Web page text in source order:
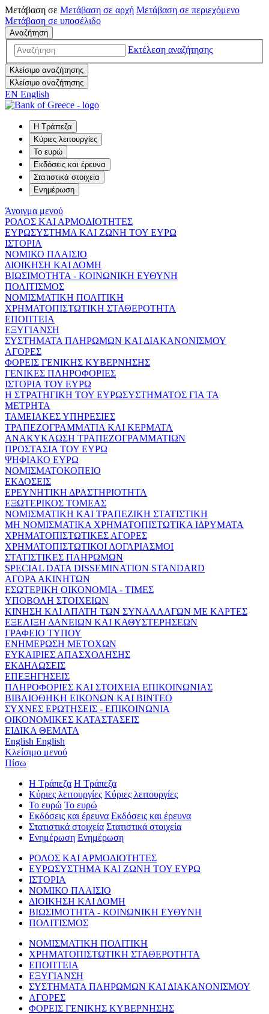
Μετάβαση σε Μετάβαση σε αρχή Μετάβαση σε περιεχόμενο
Μετάβαση σε υποσέλιδο
Αναζήτηση
Εκτέλεση αναζήτησης
Κλείσιμο αναζήτησης
Κλείσιμο αναζήτησης
EN English
Η Τράπεζα
Κύριες λειτουργίες
Το ευρώ
Εκδόσεις και έρευνα
Στατιστικά στοιχεία
Ενημέρωση
Άνοιγμα μενού
ΡΟΛΟΣ ΚΑΙ ΑΡΜΟΔΙΟΤΗΤΕΣ
ΕΥΡΩΣΥΣΤΗΜΑ ΚΑΙ ΖΩΝΗ ΤΟΥ ΕΥΡΩ
ΙΣΤΟΡΙΑ
ΝΟΜΙΚΟ ΠΛΑΙΣΙΟ
ΔΙΟΙΚΗΣΗ ΚΑΙ ΔΟΜΗ
ΒΙΩΣΙΜΟΤΗΤΑ - ΚΟΙΝΩΝΙΚΗ ΕΥΘΥΝΗ
ΠΟΛΙΤΙΣΜΟΣ
ΝΟΜΙΣΜΑΤΙΚΗ ΠΟΛΙΤΙΚΗ
ΧΡΗΜΑΤΟΠΙΣΤΩΤΙΚΗ ΣΤΑΘΕΡΟΤΗΤΑ
ΕΠΟΠΤΕΙΑ
ΕΞΥΓΙΑΝΣΗ
ΣΥΣΤΗΜΑΤΑ ΠΛΗΡΩΜΩΝ ΚΑΙ ΔΙΑΚΑΝΟΝΙΣΜΟΥ
ΑΓΟΡΕΣ
ΦΟΡΕΙΣ ΓΕΝΙΚΗΣ ΚΥΒΕΡΝΗΣΗΣ
ΓΕΝΙΚΕΣ ΠΛΗΡΟΦΟΡΙΕΣ
ΙΣΤΟΡΙΑ ΤΟΥ ΕΥΡΩ
Η ΣΤΡΑΤΗΓΙΚΗ ΤΟΥ ΕΥΡΩΣΥΣΤΗΜΑΤΟΣ ΓΙΑ ΤΑ
ΜΕΤΡΗΤΑ
ΤΑΜΕΙΑΚΕΣ ΥΠΗΡΕΣΙΕΣ
ΤΡΑΠΕΖΟΓΡΑΜΜΑΤΙΑ ΚΑΙ ΚΕΡΜΑΤΑ
ΑΝΑΚΥΚΛΩΣΗ ΤΡΑΠΕΖΟΓΡΑΜΜΑΤΙΩΝ
ΠΡΟΣΤΑΣΙΑ ΤΟΥ ΕΥΡΩ
ΨΗΦΙΑΚΟ ΕΥΡΩ
ΝΟΜΙΣΜΑΤΟΚΟΠΕΙΟ
ΕΚΔΟΣΕΙΣ
ΕΡΕΥΝΗΤΙΚΗ ΔΡΑΣΤΗΡΙΟΤΗΤΑ
ΕΞΩΤΕΡΙΚΟΣ ΤΟΜΕΑΣ
ΝΟΜΙΣΜΑΤΙΚΗ ΚΑΙ ΤΡΑΠΕΖΙΚΗ ΣΤΑΤΙΣΤΙΚΗ
ΜΗ ΝΟΜΙΣΜΑΤΙΚΑ ΧΡΗΜΑΤΟΠΙΣΤΩΤΙΚΑ ΙΔΡΥΜΑΤΑ
ΧΡΗΜΑΤΟΠΙΣΤΩΤΙΚΕΣ ΑΓΟΡΕΣ
ΧΡΗΜΑΤΟΠΙΣΤΩΤΙΚΟΙ ΛΟΓΑΡΙΑΣΜΟΙ
ΣΤΑΤΙΣΤΙΚΕΣ ΠΛΗΡΩΜΩΝ
SPECIAL DATA DISSEMINATION STANDARD
ΑΓΟΡΑ ΑΚΙΝΗΤΩΝ
ΕΣΩΤΕΡΙΚΗ ΟΙΚΟΝΟΜΙΑ - ΤΙΜΕΣ
ΥΠΟΒΟΛΗ ΣΤΟΙΧΕΙΩΝ
ΚΙΝΗΣΗ ΚΑΙ ΑΠΑΤΗ ΤΩΝ ΣΥΝΑΛΛΑΓΩΝ ΜΕ ΚΑΡΤΕΣ
ΕΞΕΛΙΞΗ ΔΑΝΕΙΩΝ ΚΑΙ ΚΑΘΥΣΤΕΡΗΣΕΩΝ
ΓΡΑΦΕΙΟ ΤΥΠΟΥ
ΕΝΗΜΕΡΩΣΗ ΜΕΤΟΧΩΝ
ΕΥΚΑΙΡΙΕΣ ΑΠΑΣΧΟΛΗΣΗΣ
ΕΚΔΗΛΩΣΕΙΣ
ΕΠΕΞΗΓΗΣΕΙΣ
ΠΛΗΡΟΦΟΡΙΕΣ ΚΑΙ ΣΤΟΙΧΕΙΑ ΕΠΙΚΟΙΝΩΝΙΑΣ
ΒΙΒΛΙΟΘΗΚΗ ΕΙΚΟΝΩΝ ΚΑΙ ΒΙΝΤΕΟ
ΣΥΧΝΕΣ ΕΡΩΤΗΣΕΙΣ - ΕΠΙΚΟΙΝΩΝΙΑ
ΟΙΚΟΝΟΜΙΚΕΣ ΚΑΤΑΣΤΑΣΕΙΣ
ΕΙΔΙΚΑ ΘΕΜΑΤΑ
English English
Κλείσιμο μενού
Πίσω
Η Τράπεζα Η Τράπεζα
Κύριες λειτουργίες Κύριες λειτουργίες
Το ευρώ Το ευρώ
Εκδόσεις και έρευνα Εκδόσεις και έρευνα
Στατιστικά στοιχεία Στατιστικά στοιχεία
Ενημέρωση Ενημέρωση
ΡΟΛΟΣ ΚΑΙ ΑΡΜΟΔΙΟΤΗΤΕΣ
ΕΥΡΩΣΥΣΤΗΜΑ ΚΑΙ ΖΩΝΗ ΤΟΥ ΕΥΡΩ
ΙΣΤΟΡΙΑ
ΝΟΜΙΚΟ ΠΛΑΙΣΙΟ
ΔΙΟΙΚΗΣΗ ΚΑΙ ΔΟΜΗ
ΒΙΩΣΙΜΟΤΗΤΑ - ΚΟΙΝΩΝΙΚΗ ΕΥΘΥΝΗ
ΠΟΛΙΤΙΣΜΟΣ
ΝΟΜΙΣΜΑΤΙΚΗ ΠΟΛΙΤΙΚΗ
ΧΡΗΜΑΤΟΠΙΣΤΩΤΙΚΗ ΣΤΑΘΕΡΟΤΗΤΑ
ΕΠΟΠΤΕΙΑ
ΕΞΥΓΙΑΝΣΗ
ΣΥΣΤΗΜΑΤΑ ΠΛΗΡΩΜΩΝ ΚΑΙ ΔΙΑΚΑΝΟΝΙΣΜΟΥ
ΑΓΟΡΕΣ
ΦΟΡΕΙΣ ΓΕΝΙΚΗΣ ΚΥΒΕΡΝΗΣΗΣ